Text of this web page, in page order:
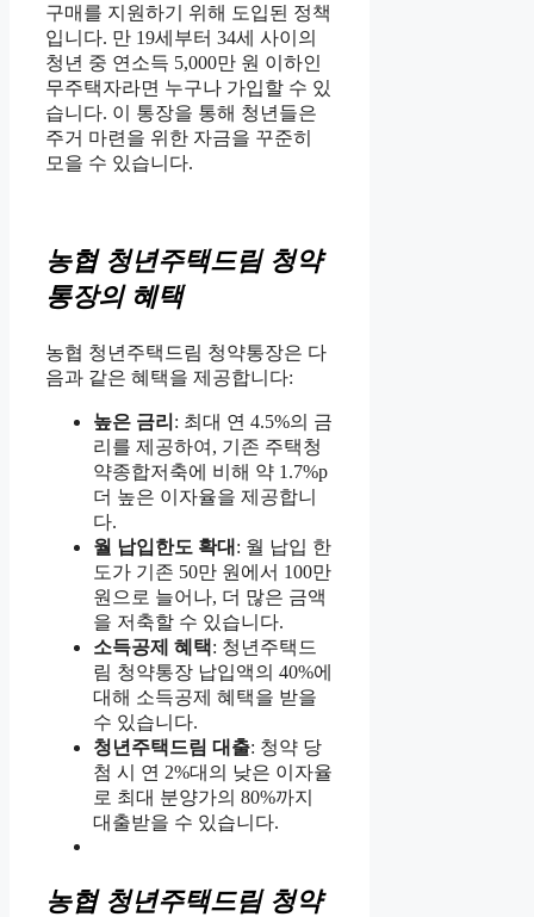
구매를 지원하기 위해 도입된 정책
입니다. 만 19세부터 34세 사이의
청년 중 연소득 5,000만 원 이하인
무주택자라면 누구나 가입할 수 있
습니다. 이 통장을 통해 청년들은
주거 마련을 위한 자금을 꾸준히
모을 수 있습니다.
농협 청년주택드림 청약
통장의 혜택
농협 청년주택드림 청약통장은 다
음과 같은 혜택을 제공합니다:
높은 금리 : 최대 연 4.5%의 금
리를 제공하여, 기존 주택청
약종합저축에 비해 약 1.7%p
더 높은 이자율을 제공합니
다.
월 납입한도 확대 : 월 납입 한
도가 기존 50만 원에서 100만
원으로 늘어나, 더 많은 금액
을 저축할 수 있습니다.
소득공제 혜택: 청년주택드
림 청약통장 납입액의 40%에
대해 소득공제 혜택을 받을
수 있습니다.
청년주택드림 대출: 청약 당
첨 시 연 2%대의 낮은 이자율
로 최대 분양가의 80%까지
대출받을 수 있습니다.
농협 청년주택드림 청약